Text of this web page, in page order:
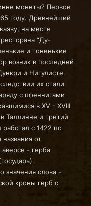
монеты? Первое
году. Древнейший
на месте
“Ду-
и тоненькие
возник в последней
и Нигулисте.
их стали
с пфеннигами
в ХV - ХVIII
Таллинне и третий
с 1422 по
от
- герба
значения слова -
кроны герб с